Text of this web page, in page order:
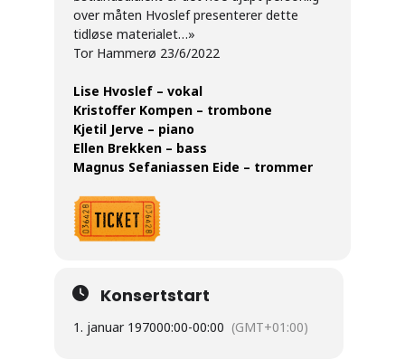
over måten Hvoslef presenterer dette
tidløse materialet…»
Tor Hammerø 23/6/2022
Lise Hvoslef – vokal
Kristoffer Kompen – trombone
Kjetil Jerve – piano
Ellen Brekken – bass
Magnus Sefaniassen Eide – trommer
Konsertstart
1. januar 197000:00-00:00 (GMT+01:00)